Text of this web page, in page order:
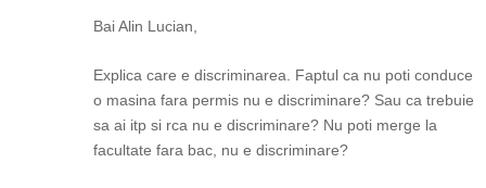
Bai Alin Lucian,
Explica care e discriminarea. Faptul ca nu poti conduce
o masina fara permis nu e discriminare? Sau ca trebuie
sa ai itp si rca nu e discriminare? Nu poti merge la
facultate fara bac, nu e discriminare?